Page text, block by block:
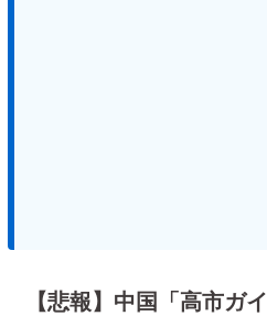
【悲報】中国「高市ガ